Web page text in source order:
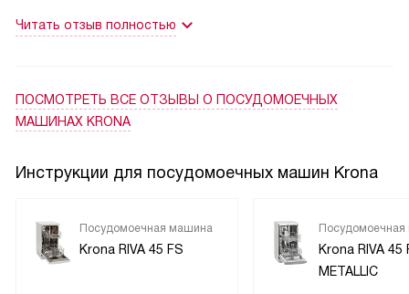
добавляет уверенности в безопасности использования
Также хочется отметить, что машина работает довольно
тихо. Это важно для меня, так как кухня у меня совмещена
с гостиной.
В общем, я очень доволен покупкой. Эта машина стала
Протечек и проблем с дисплеем еще не было. Советую
Читать отзыв полностью
ПОСМОТРЕТЬ ВСЕ ОТЗЫВЫ О ПОСУДОМОЕЧНЫХ
МАШИНАХ KRONA
Инструкции для посудомоечных машин Krona
Посудомоечная машина
Krona RIVA 45 FS
Krona RIVA 45
METALLIC